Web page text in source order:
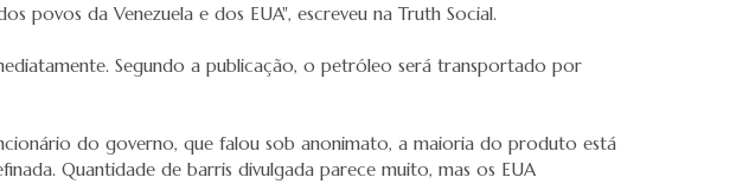
da Venezuela e dos EUA", escreveu na Truth Social.
Segundo a publicação, o petróleo será transportado por
do governo, que falou sob anonimato, a maioria do produto está
Quantidade de barris divulgada parece muito, mas os EUA